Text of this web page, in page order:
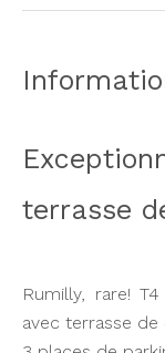
terrasse
Rumilly, rare!
avec terrasse de